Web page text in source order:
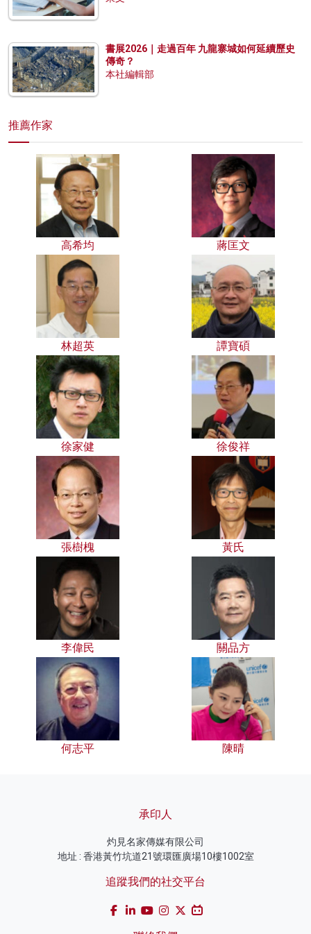
書展2026｜走過百年 九龍寨城如何延續歷史
傳奇？
本社編輯部
推薦作家
高希均 蔣匡文
林超英 譚寶碩
徐家健 徐俊祥
張樹槐 黃氏
李偉民 關品方
何志平 陳晴
承印人
灼見名家傳媒有限公司
地址 : 香港黃竹坑道21號環匯廣場10樓1002室
追蹤我們的社交平台